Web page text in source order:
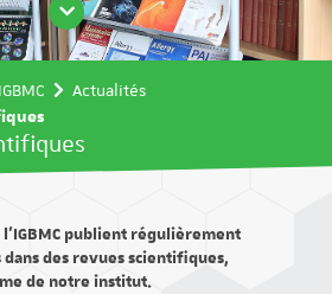
Actualités
l’IGBMC publient régulièrement
des revues scientifiques,
de notre institut.